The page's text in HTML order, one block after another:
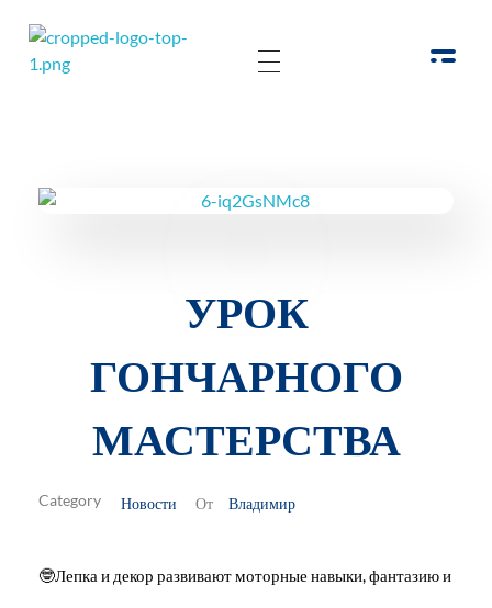
УРОК
ГОНЧАРНОГО
МАСТЕРСТВА
От Владимир
Новости
🤓Лепка и декор развивают моторные навыки, фантазию и